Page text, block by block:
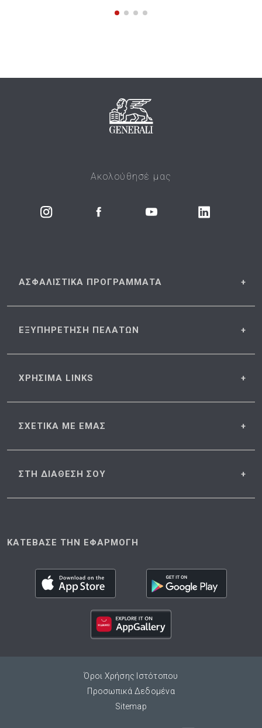
Ακολούθησέ μας
ΑΣΦΑΛΙΣΤΙΚΑ ΠΡΟΓΡΑΜΜΑΤΑ
ΕΞΥΠΗΡΕΤΗΣΗ ΠΕΛΑΤΩΝ
ΧΡΗΣΙΜΑ LINKS
ΣΧΕΤΙΚΑ ΜΕ ΕΜΑΣ
ΣΤΗ ΔΙΑΘΕΣΗ ΣΟΥ
ΚΑΤΕΒΑΣΕ ΤΗΝ ΕΦΑΡΜΟΓΗ
Όροι Χρήσης Ιστότοπου
Προσωπικά Δεδομένα
Sitemap